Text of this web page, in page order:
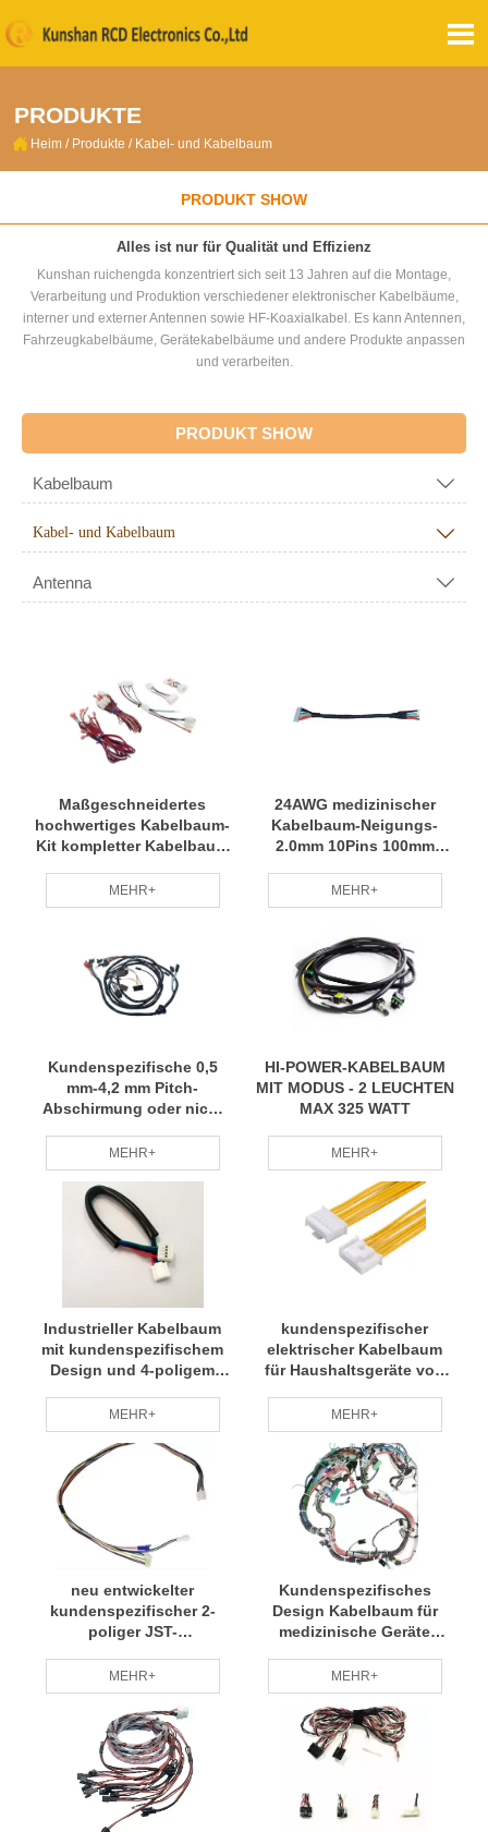

PRODUKTE
 Heim / Produkte / Kabel- und Kabelbaum
PRODUKT SHOW
Alles ist nur für Qualität und Effizienz
Kunshan ruichengda konzentriert sich seit 13 Jahren auf die Montage,
Verarbeitung und Produktion verschiedener elektronischer Kabelbäume,
interner und externer Antennen sowie HF-Koaxialkabel. Es kann Antennen,
Fahrzeugkabelbäume, Gerätekabelbäume und andere Produkte anpassen
und verarbeiten.
PRODUKT SHOW
Kabelbaum 
Kabel- und Kabelbaum 
Antenna 
Maßgeschneidertes
hochwertiges Kabelbaum-
Kit kompletter Kabelbaum
MEHR+
24AWG medizinischer
Kabelbaum-Neigungs-
2.0mm 10Pins 100mm
Zertifikat des Draht-
ISO9001
MEHR+
Kundenspezifische 0,5
mm-4,2 mm Pitch-
Abschirmung oder nicht
Kabelbaumbaugruppe
MEHR+
HI-POWER-KABELBAUM
MIT MODUS - 2 LEUCHTEN
MAX 325 WATT
MEHR+
Industrieller Kabelbaum
mit kundenspezifischem
Design und 4-poligem
MEHR+
kundenspezifischer
elektrischer Kabelbaum
für Haushaltsgeräte von
Lieferant OEM-Service
MEHR+
neu entwickelter
kundenspezifischer 2-
poliger JST-
MEHR+
Kundenspezifisches
Design Kabelbaum für
medizinische Geräte
Montage
MEHR+